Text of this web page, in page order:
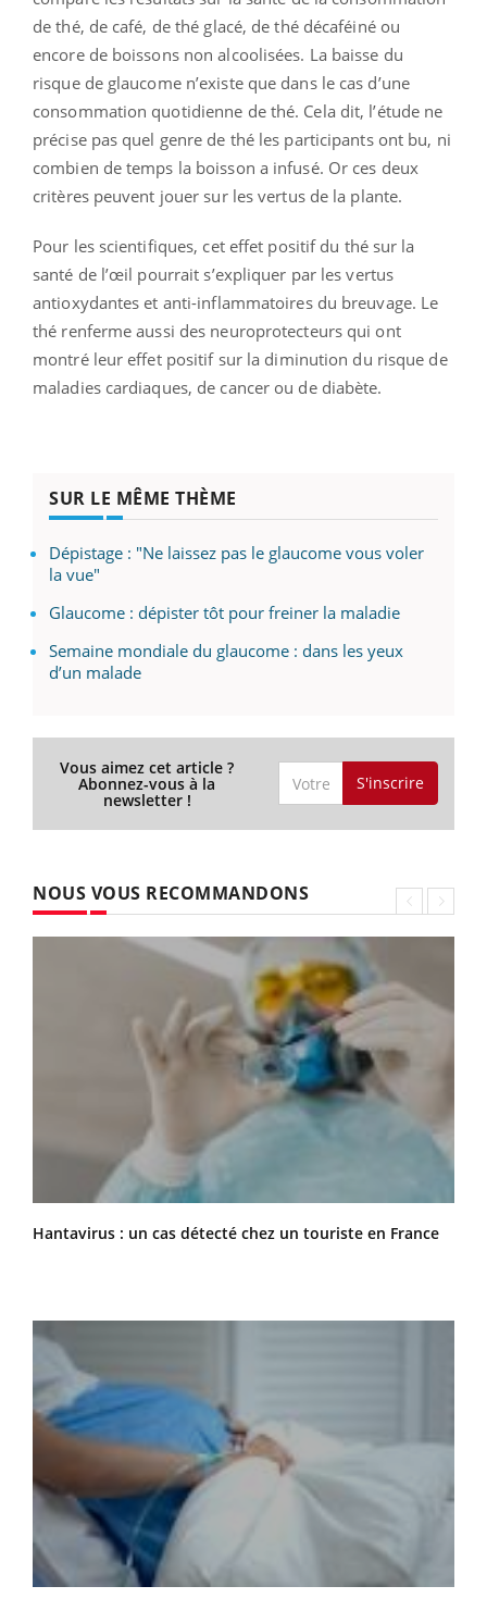
de thé, de café, de thé glacé, de thé décaféiné ou
encore de boissons non alcoolisées. La baisse du
risque de glaucome n’existe que dans le cas d’une
consommation quotidienne de thé. Cela dit, l’étude ne
précise pas quel genre de thé les participants ont bu, ni
combien de temps la boisson a infusé. Or ces deux
critères peuvent jouer sur les vertus de la plante.
Pour les scientifiques, cet effet positif du thé sur la
santé de l’œil pourrait s’expliquer par les vertus
antioxydantes et anti-inflammatoires du breuvage. Le
thé renferme aussi des neuroprotecteurs qui ont
montré leur effet positif sur la diminution du risque de
maladies cardiaques, de cancer ou de diabète.
SUR LE MÊME THÈME
Dépistage : "Ne laissez pas le glaucome vous voler
la vue"
Glaucome : dépister tôt pour freiner la maladie
Semaine mondiale du glaucome : dans les yeux
d’un malade
Vous aimez cet article ?
Abonnez-vous à la
newsletter !
S'inscrire
NOUS VOUS RECOMMANDONS
Hantavirus : un cas détecté chez un touriste en France